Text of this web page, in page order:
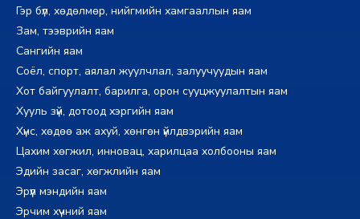
Гэр бүл, хөдөлмөр, нийгмийн хамгааллын яам
Зам, тээврийн яам
Сангийн яам
Соёл, спорт, аялал жуулчлал, залуучуудын яам
Хот байгуулалт, барилга, орон сууцжуулалтын яам
Хууль зүй, дотоод хэргийн яам
Хүнс, хөдөө аж ахуй, хөнгөн үйлдвэрийн яам
Цахим хөгжил, инновац, харилцаа холбооны яам
Эдийн засаг, хөгжлийн яам
Эрүүл мэндийн яам
Эрчим хүчний яам